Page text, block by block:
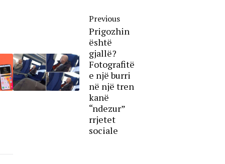
Previous
Prigozhin
është
gjallë?
Fotografitë
e një burri
në një tren
kanë
“ndezur”
rrjetet
sociale